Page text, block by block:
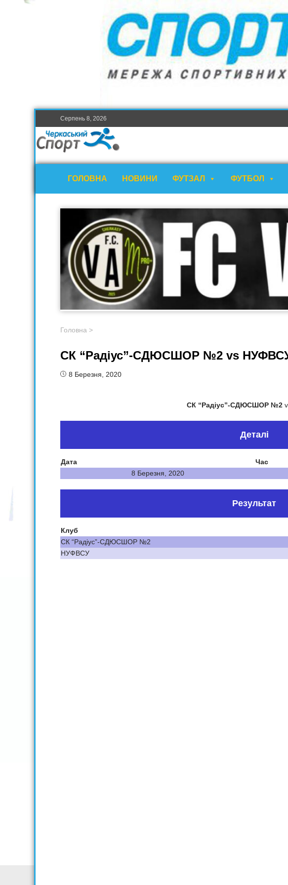
Серпень 8, 2026
ГОЛОВНА НОВИНИ ФУТЗАЛ ФУТБОЛ
Головна >
СК “Радіус”-СДЮСШОР №2 vs
8 Березня, 2020
СК “Радіус”-СДЮСШОР №2
Деталі
Дата Час
8 Березня, 2020
Результат
Клуб
СК “Радіус”-СДЮСШОР №2
НУФВСУ